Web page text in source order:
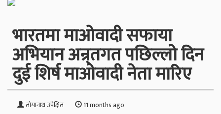
भारतमा माओवादी सफाया
अभियान अन्र्तगत पछिल्लो दिन
दुई शिर्ष माओवादी नेता मारिए
तोयानाथ उपेक्षित 11 months ago